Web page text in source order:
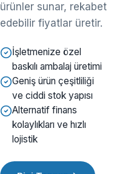
ürünler sunar, rekabet
edebilir fiyatlar üretir.
İşletmenize özel
baskılı ambalaj üretimi
Geniş ürün çeşitliliği
ve ciddi stok yapısı
Alternatif finans
kolaylıkları ve hızlı
lojistik